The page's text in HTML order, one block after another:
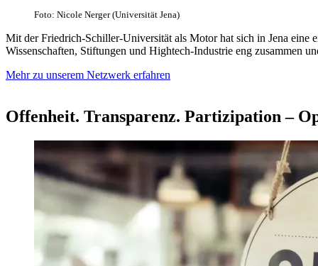
Foto: Nicole Nerger (Universität Jena)
Mit der Friedrich-Schiller-Universität als Motor hat sich in Jena
Wissenschaften, Stiftungen und Hightech-Industrie eng zusammen
Mehr zu unserem Netzwerk erfahren
Offenheit. Transparenz. Partizipation –